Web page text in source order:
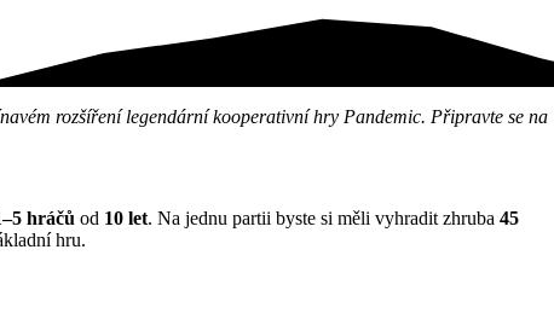
rozšíření legendární kooperativní hry Pandemic. Připravte se na
hráčů od 10 let. Na jednu partii byste si měli vyhradit zhruba 45
hru.